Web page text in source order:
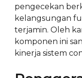
pengecekan
kelangsungan
terjamin. Oleh
komponen ini
kinerja sistem